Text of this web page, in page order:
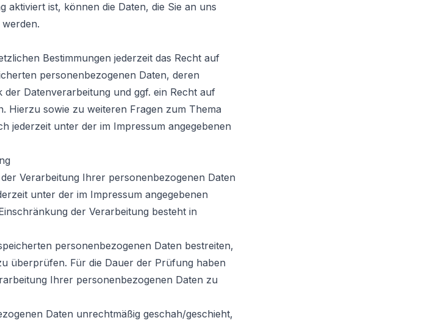
aktiviert ist, können die Daten, die Sie an uns
Bestimmungen jederzeit das Recht auf
personenbezogenen Daten, deren
Datenverarbeitung und ggf. ein Recht auf
Hierzu sowie zu weiteren Fragen zum Thema
jederzeit unter der im Impressum angegebenen
Verarbeitung Ihrer personenbezogenen Daten
unter der im Impressum angegebenen
der Verarbeitung besteht in
personenbezogenen Daten bestreiten,
überprüfen. Für die Dauer der Prüfung haben
Ihrer personenbezogenen Daten zu
Daten unrechtmäßig geschah/geschieht,